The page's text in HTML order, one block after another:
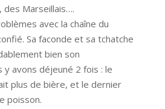
des Marseillais….
avec la chaîne du
Sa faconde et sa tchatche
bien son
y avons déjeuné 2 fois : le
plus de bière, et le dernier
poisson.